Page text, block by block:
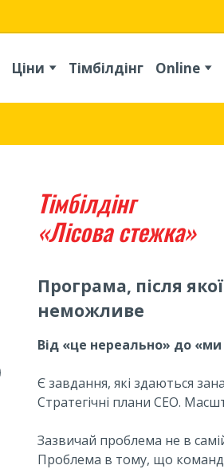
Ціни Тімбілдінг Online
Тімбілдінг
«Лісова стежка»
Програма, після
неможливе
Від «це нереально» до
Є завдання, які здаються
Стратегічні плани СЕО.
Зазвичай проблема не в самій
Проблема в тому, що